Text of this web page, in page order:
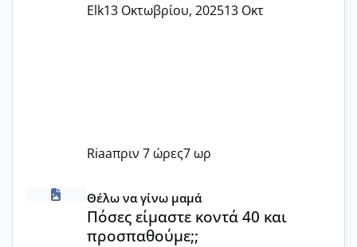
Elk13 Οκτωβρίου, 202513 Οκτ
Riaaπριν 7 ώρες7 ωρ
Πόσες είμαστε κοντά 40 και προσπαθούμε;;
Θέλω να γίνω μαμά
Πόσες είμαστε κοντά 40 και
προσπαθούμε;;